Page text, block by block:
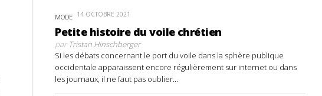
MODE 14 OCTOBRE 2021
Petite histoire du voile chrétien
parTristan Hinschberger
Si les débats concernant le port du voile dans la sphère publique
occidentale apparaissent encore régulièrement sur internet ou dans
les journaux, il ne faut pas oublier...